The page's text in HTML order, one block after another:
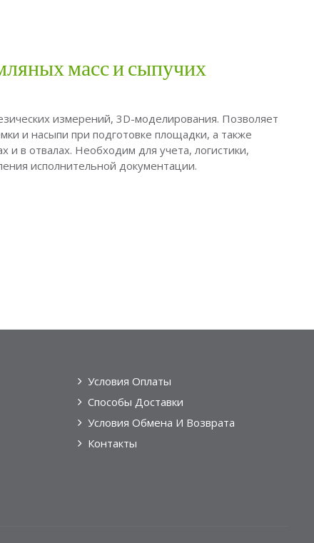
масс и сыпучих
измерений, 3D-моделирования. Позволяет
и насыпи при подготовке площадки, а также
и в отвалах. Необходим для учета, логистики,
исполнительной документации.
Условия Оплаты
Способы Доставки
Условия Обмена И Возврата
Контакты